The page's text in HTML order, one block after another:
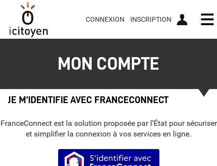
CONNEXION INSCRIPTION
MON COMPTE
JE M’IDENTIFIE AVEC FRANCECONNECT
FranceConnect est la solution proposée par l’État pour sécuriser
et simplifier la connexion à vos services en ligne.
S’identifier avec FranceConnect